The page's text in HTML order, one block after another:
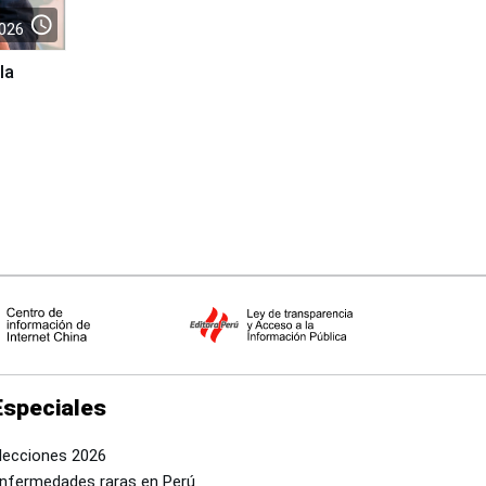
access_time
2026
raras en Perú